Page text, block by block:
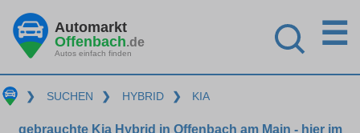
Automarkt
Offenbach.de
Autos einfach finden
☰
❯ SUCHEN ❯ HYBRID ❯ KIA
gebrauchte Kia Hybrid in Offenbach am Main - hier im